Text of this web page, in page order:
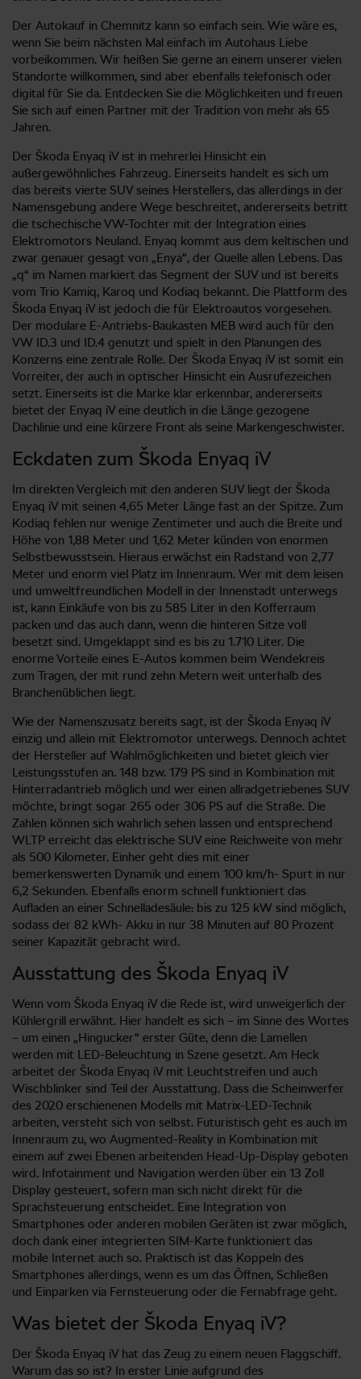
Der Autokauf in Chemnitz kann so einfach sein. Wie wäre es,
wenn Sie beim nächsten Mal einfach im Autohaus Liebe
vorbeikommen. Wir heißen Sie gerne an einem unserer vielen
Standorte willkommen, sind aber ebenfalls telefonisch oder
digital für Sie da. Entdecken Sie die Möglichkeiten und freuen
Sie sich auf einen Partner mit der Tradition von mehr als 65
Jahren.
Der Škoda Enyaq iV ist in mehrerlei Hinsicht ein
außergewöhnliches Fahrzeug. Einerseits handelt es sich um
das bereits vierte SUV seines Herstellers, das allerdings in der
Namensgebung andere Wege beschreitet, andererseits betritt
die tschechische VW-Tochter mit der Integration eines
Elektromotors Neuland. Enyaq kommt aus dem keltischen und
zwar genauer gesagt von „Enya“, der Quelle allen Lebens. Das
„q“ im Namen markiert das Segment der SUV und ist bereits
vom Trio Kamiq, Karoq und Kodiaq bekannt. Die Plattform des
Škoda Enyaq iV ist jedoch die für Elektroautos vorgesehen.
Der modulare E-Antriebs-Baukasten MEB wird auch für den
VW ID.3 und ID.4 genutzt und spielt in den Planungen des
Konzerns eine zentrale Rolle. Der Škoda Enyaq iV ist somit ein
Vorreiter, der auch in optischer Hinsicht ein Ausrufezeichen
setzt. Einerseits ist die Marke klar erkennbar, andererseits
bietet der Enyaq iV eine deutlich in die Länge gezogene
Dachlinie und eine kürzere Front als seine Markengeschwister.
Eckdaten zum Škoda Enyaq iV
Im direkten Vergleich mit den anderen SUV liegt der Škoda
Enyaq iV mit seinen 4,65 Meter Länge fast an der Spitze. Zum
Kodiaq fehlen nur wenige Zentimeter und auch die Breite und
Höhe von 1,88 Meter und 1,62 Meter künden von enormen
Selbstbewusstsein. Hieraus erwächst ein Radstand von 2,77
Meter und enorm viel Platz im Innenraum. Wer mit dem leisen
und umweltfreundlichen Modell in der Innenstadt unterwegs
ist, kann Einkäufe von bis zu 585 Liter in den Kofferraum
packen und das auch dann, wenn die hinteren Sitze voll
besetzt sind. Umgeklappt sind es bis zu 1.710 Liter. Die
enorme Vorteile eines E-Autos kommen beim Wendekreis
zum Tragen, der mit rund zehn Metern weit unterhalb des
Branchenüblichen liegt.
Wie der Namenszusatz bereits sagt, ist der Škoda Enyaq iV
einzig und allein mit Elektromotor unterwegs. Dennoch achtet
der Hersteller auf Wahlmöglichkeiten und bietet gleich vier
Leistungsstufen an. 148 bzw. 179 PS sind in Kombination mit
Hinterradantrieb möglich und wer einen allradgetriebenes SUV
möchte, bringt sogar 265 oder 306 PS auf die Straße. Die
Zahlen können sich wahrlich sehen lassen und entsprechend
WLTP erreicht das elektrische SUV eine Reichweite von mehr
als 500 Kilometer. Einher geht dies mit einer
bemerkenswerten Dynamik und einem 100 km/h- Spurt in nur
6,2 Sekunden. Ebenfalls enorm schnell funktioniert das
Aufladen an einer Schnelladesäule: bis zu 125 kW sind möglich,
sodass der 82 kWh- Akku in nur 38 Minuten auf 80 Prozent
seiner Kapazität gebracht wird.
Ausstattung des Škoda Enyaq iV
Wenn vom Škoda Enyaq iV die Rede ist, wird unweigerlich der
Kühlergrill erwähnt. Hier handelt es sich – im Sinne des Wortes
– um einen „Hingucker“ erster Güte, denn die Lamellen
werden mit LED-Beleuchtung in Szene gesetzt. Am Heck
arbeitet der Škoda Enyaq iV mit Leuchtstreifen und auch
Wischblinker sind Teil der Ausstattung. Dass die Scheinwerfer
des 2020 erschienenen Modells mit Matrix-LED-Technik
arbeiten, versteht sich von selbst. Futuristisch geht es auch im
Innenraum zu, wo Augmented-Reality in Kombination mit
einem auf zwei Ebenen arbeitenden Head-Up-Display geboten
wird. Infotainment und Navigation werden über ein 13 Zoll
Display gesteuert, sofern man sich nicht direkt für die
Sprachsteuerung entscheidet. Eine Integration von
Smartphones oder anderen mobilen Geräten ist zwar möglich,
doch dank einer integrierten SIM-Karte funktioniert das
mobile Internet auch so. Praktisch ist das Koppeln des
Smartphones allerdings, wenn es um das Öffnen, Schließen
und Einparken via Fernsteuerung oder die Fernabfrage geht.
Was bietet der Škoda Enyaq iV?
Der Škoda Enyaq iV hat das Zeug zu einem neuen Flaggschiff.
Warum das so ist? In erster Linie aufgrund des